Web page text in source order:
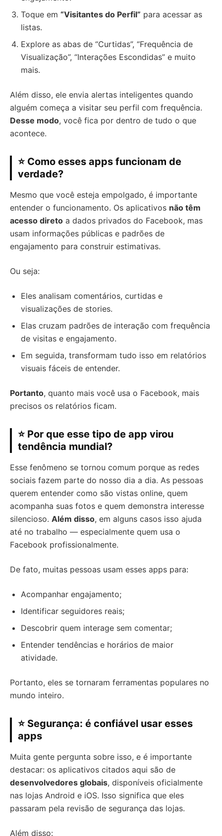
Toque em “Visitantes do Perfil” para acessar as
listas.
Explore as abas de “Curtidas”, “Frequência de
Visualização”, “Interações Escondidas” e muito
mais.
Além disso, ele envia alertas inteligentes quando
alguém começa a visitar seu perfil com frequência.
Desse modo, você fica por dentro de tudo o que
acontece.
⭐ Como esses apps funcionam de
verdade?
Mesmo que você esteja empolgado, é importante
entender o funcionamento. Os aplicativos não têm
acesso direto a dados privados do Facebook, mas
usam informações públicas e padrões de
engajamento para construir estimativas.
Ou seja:
Eles analisam comentários, curtidas e
visualizações de stories.
Elas cruzam padrões de interação com frequência
de visitas e engajamento.
Em seguida, transformam tudo isso em relatórios
visuais fáceis de entender.
Portanto, quanto mais você usa o Facebook, mais
precisos os relatórios ficam.
⭐ Por que esse tipo de app virou
tendência mundial?
Esse fenômeno se tornou comum porque as redes
sociais fazem parte do nosso dia a dia. As pessoas
querem entender como são vistas online, quem
acompanha suas fotos e quem demonstra interesse
silencioso. Além disso, em alguns casos isso ajuda
até no trabalho — especialmente quem usa o
Facebook profissionalmente.
De fato, muitas pessoas usam esses apps para:
Acompanhar engajamento;
Identificar seguidores reais;
Descobrir quem interage sem comentar;
Entender tendências e horários de maior
atividade.
Portanto, eles se tornaram ferramentas populares no
mundo inteiro.
⭐ Segurança: é confiável usar esses
apps
Muita gente pergunta sobre isso, e é importante
destacar: os aplicativos citados aqui são de
desenvolvedores globais, disponíveis oficialmente
nas lojas Android e iOS. Isso significa que eles
passaram pela revisão de segurança das lojas.
Além disso: